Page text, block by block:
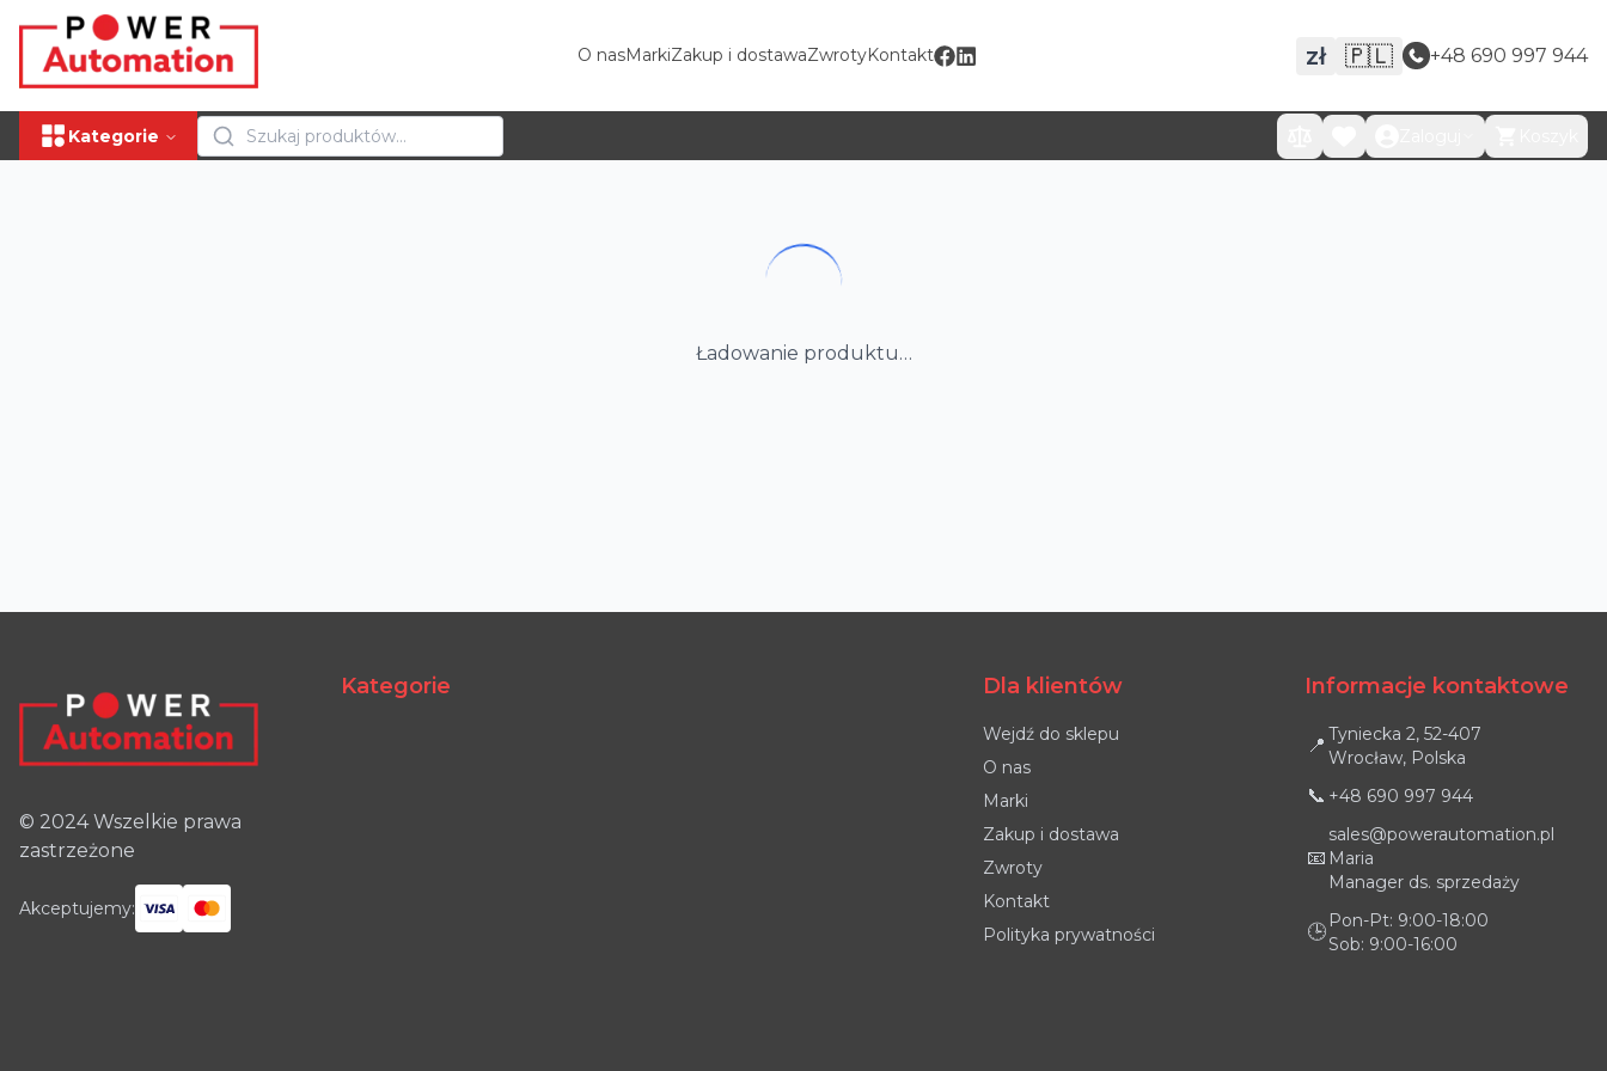
O nasMarkiZakup i dostawaZwrotyKontakt zł 🇵🇱 +48 690 997 944
Kategorie
Ładowanie produktu…
© 2024 Wszelkie prawa
zastrzeżone
Akceptujemy:
Kategorie Dla klientów
Wejdź do sklepu
O nas
Marki
Zakup i dostawa
Zwroty
Kontakt
Polityka prywatności
Informacje kontaktowe
📍 Tyniecka 2, 52-407
Wrocław, Polska
📞 +48 690 997 944
📧
sales@powerautomation.pl
Maria
Manager ds. sprzedaży
🕒 Pon-Pt: 9:00-18:00
Sob: 9:00-16:00